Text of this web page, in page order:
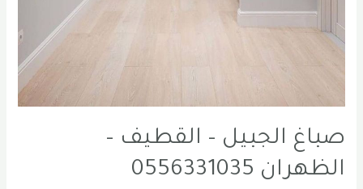
صباغ الجبيل – القطيف –
الظهران 0556331035